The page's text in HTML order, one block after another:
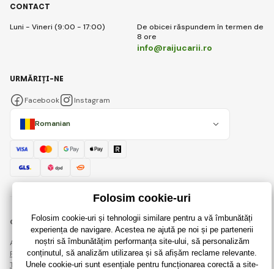
CONTACT
Luni - Vineri (9:00 - 17:00)
De obicei răspundem în termen de
8 ore
info@raijucarii.ro
Romanian
URMĂRIȚI-NE
Facebook Instagram
© 2018 - 2026 RaiJucării.ro, Toate drepturile rezervate
Această pagină este protejată prin reCAPTCHA și se aplică
Regulile de protecție a datelor personalecompaniile Google și ale lor
Termeni și condiții.